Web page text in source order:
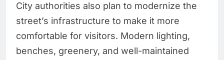
City authorities also plan to modernize the
street’s infrastructure to make it more
comfortable for visitors. Modern lighting,
benches, greenery, and well-maintained